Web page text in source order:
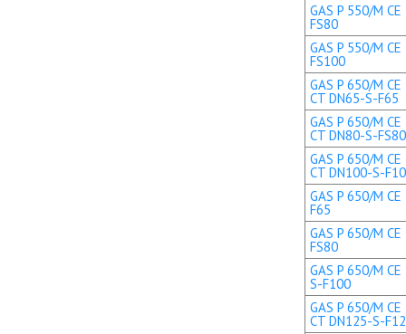
GAS P 550/M
FS80
GAS P 550/M
FS100
GAS P 650/M CE
CT DN65-S-F65
GAS P 650/M CE
CT DN80-S-FS80
GAS P 650/M CE
CT DN100-S-
GAS P 650/M
F65
GAS P 650/M
FS80
GAS P 650/M
S-F100
GAS P 650/M CE
CT DN125-S-